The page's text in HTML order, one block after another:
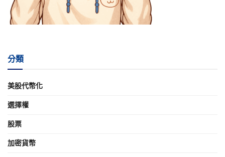
分類
美股代幣化
選擇權
股票
加密貨幣